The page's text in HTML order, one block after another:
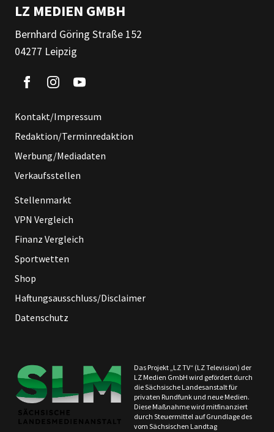
LZ MEDIEN GMBH
Bernhard Göring Straße 152
04277 Leipzig
Kontakt/Impressum
Redaktion/Terminredaktion
Werbung/Mediadaten
Verkaufsstellen
Stellenmarkt
VPN Vergleich
Finanz Vergleich
Sportwetten
Shop
Haftungsausschluss/Disclaimer
Datenschutz
Das Projekt „LZ TV“ (LZ Television) der
LZ Medien GmbH wird gefördert durch
die Sächsische Landesanstalt für
privaten Rundfunk und neue Medien.
Diese Maßnahme wird mitfinanziert
durch Steuermittel auf Grundlage des
vom Sächsischen Landtag